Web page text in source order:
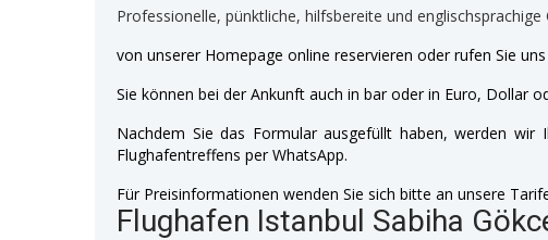
Professionelle, pünktliche, hilfsbereite und
von unserer Homepage online reservieren oder rufen Sie
Sie können bei der Ankunft auch in bar oder in Euro, Dollar
Nachdem Sie das Formular ausgefüllt haben, werden wir
Flughafentreffens per WhatsApp.
Für Preisinformationen wenden Sie sich bitte an unsere
Flughafen Istanbul Sabiha